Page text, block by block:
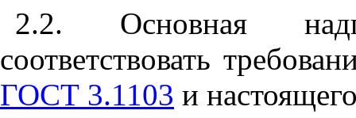
2.2. Основная
соответствовать
ГОСТ 3.1103 и